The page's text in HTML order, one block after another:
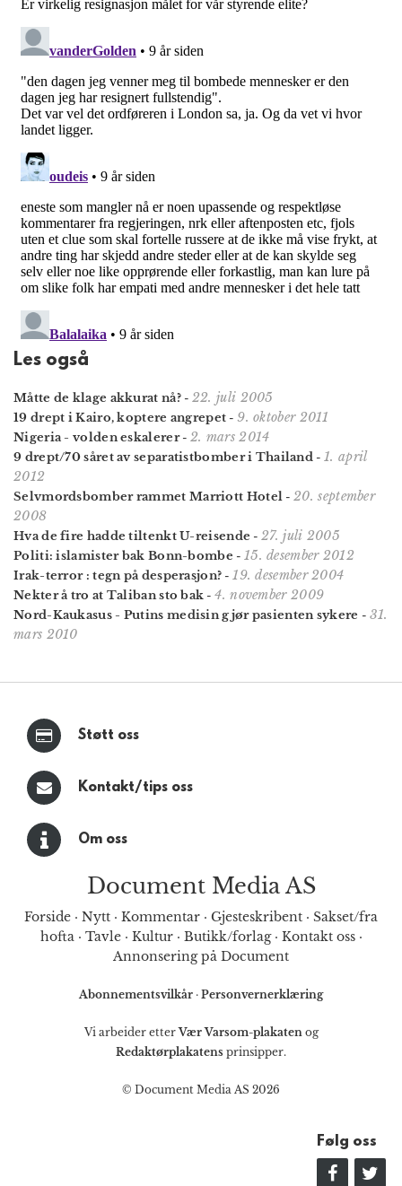
Les også
Måtte de klage akkurat nå?- 22. juli 2005
19 drept i Kairo, koptere angrepet -9. oktober 2011
Nigeria - volden eskalerer- 2. mars 2014
9 drept/70 såret av separatistbomber i Thailand -1. april
2012
Selvmordsbomber rammet Marriott Hotel -20. september
2008
Hva de fire hadde tiltenkt U-reisende -27. juli 2005
Politi: islamister bak Bonn-bombe - 15. desember 2012
Irak-terror : tegn på desperasjon? -19. desember 2004
Nekter å tro at Taliban sto bak -4. november 2009
Nord-Kaukasus - Putins medisin gjør pasienten sykere - 31.
mars 2010
Støtt oss
Kontakt/tips oss
Om oss
Document Media AS
Forside · Nytt · Kommentar · Gjesteskribent · Sakset/fra
hofta· Tavle· Kultur· Butikk/forlag· Kontakt oss·
Annonsering på Document
Abonnementsvilkår · Personvernerklæring
Vi arbeider etterVær Varsom-plakatenog
Redaktørplakatens prinsipper.
© Document Media AS 2026
Følg oss